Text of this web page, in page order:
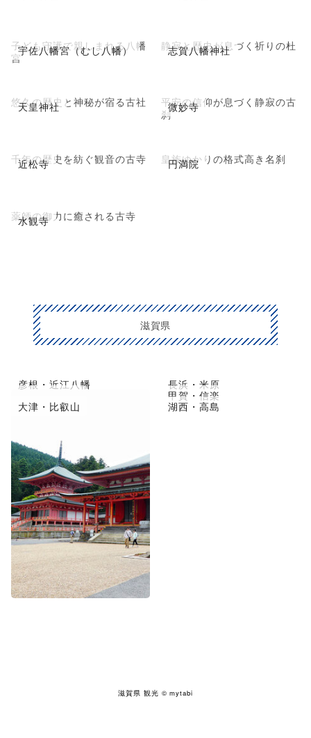
宇佐八幡宮（むし八幡）
子ども守護で親しまれる八幡
宮
志賀八幡神社
静寂と歴史が息づく祈りの杜
天皇神社
悠久の歴史と神秘が宿る古社 微妙寺
平安の信仰が息づく静寂の古
刹
近松寺
千年の歴史を紡ぐ観音の古寺 円満院
皇族ゆかりの格式高き名刹
水観寺
薬師の御力に癒される古寺
滋賀県
彦根・近江八幡
長浜・米原
甲賀・信楽
大津・比叡山
湖西・高島
滋賀県 観光 © mytabi